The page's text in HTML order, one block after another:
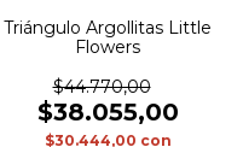
Triángulo Argollitas Little
Flowers
$44.770,00
$38.055,00
$30.444,00 con